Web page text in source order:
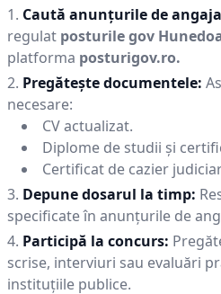
Caută anunțurile de
regulat posturile gov
platforma posturigov.ro.
Pregătește documentele:
necesare:
CV actualizat.
Diplome de studii și
Certificat de cazier
Depune dosarul la timp:
specificate în anunțurile de
Participă la concurs:
scrise, interviuri sau evaluări
instituțiile publice.